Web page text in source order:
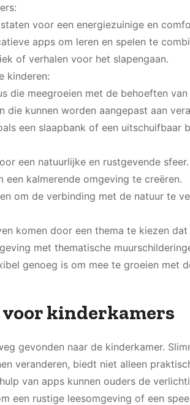
voor een energiezuinige en
apps om leren en spelen te
of verhalen voor het slapengaan.
kinderen:
die meegroeien met de behoeften
die kunnen worden aangepast aan
een slaapbank of een uitschuifbaar
een natuurlijke en rustgevende sfeer.
kalmerende omgeving te creëren.
om de verbinding met de natuur te
komen door een thema te kiezen
met thematische
genoeg is om mee te groeien met
kinderkamers
gevonden naar de kinderkamer.
veranderen, biedt niet alleen
van apps kunnen ouders de
een rustige leesomgeving of een